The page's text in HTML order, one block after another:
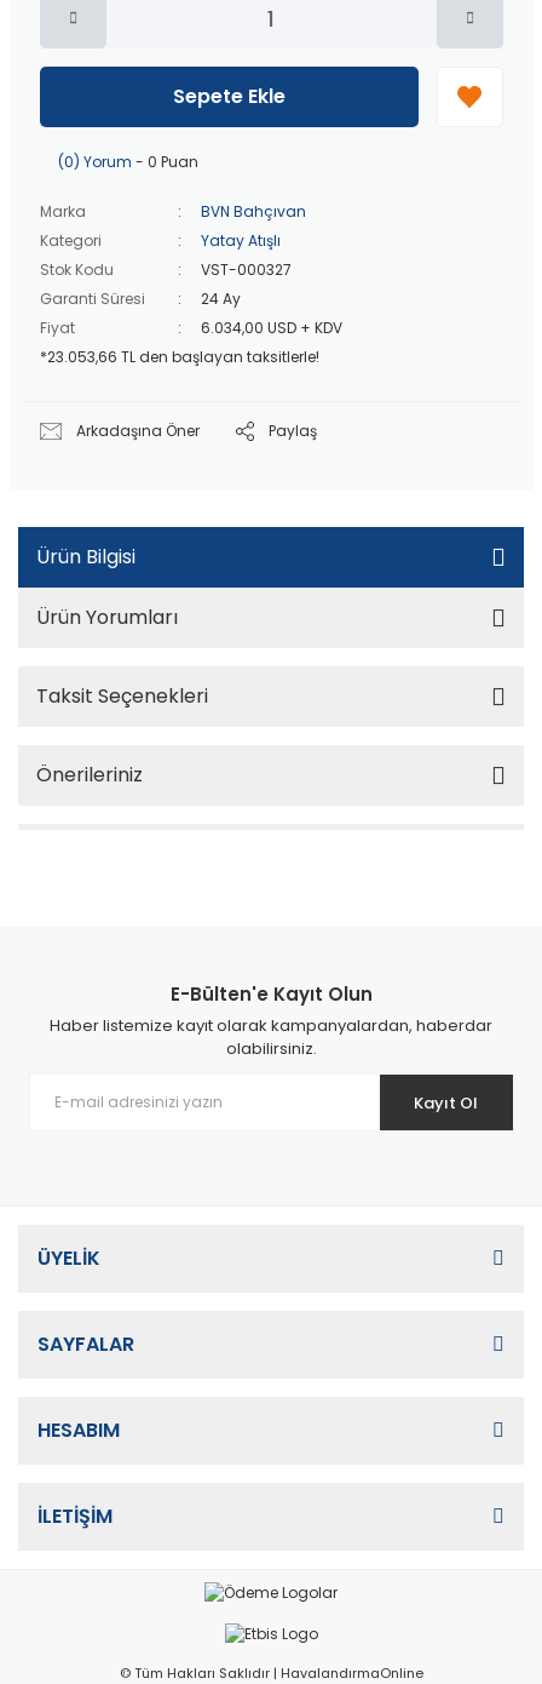
Peşin fiyatına
üzeri ücretsiz kargo!
üzeri ücretsiz kargo!
40 bin TLüzeri özel teklif!
Sepete Ekle
(0) Yorum - 0 Puan
Marka
BVN Bahçıvan
Kategori
Yatay Atışlı
Stok Kodu
VST-000327
Garanti Süresi
24 Ay
Fiyat
6.034,00 USD + KDV
*23.053,66 TL den başlayan taksitlerle!
Arkadaşına Öner Paylaş
Ürün Bilgisi
Ürün Yorumları
Taksit Seçenekleri
Önerileriniz
E-Bülten'e Kayıt Olun
Haber listemize kayıt olarak kampanyalardan, haberdar
olabilirsiniz.
Kayıt Ol
ÜYELİK
SAYFALAR
HESABIM
İLETİŞİM
© Tüm Hakları Saklıdır | HavalandırmaOnline